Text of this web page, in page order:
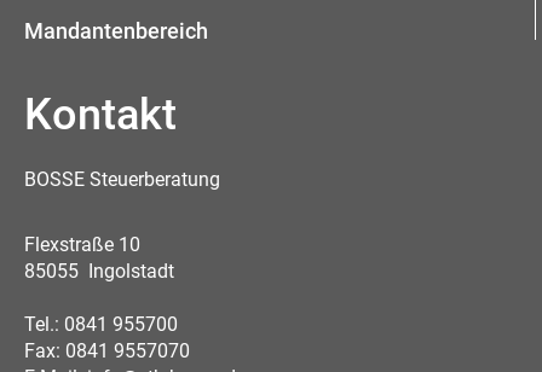
Mandantenbereich
Kontakt
BOSSE Steuerberatung
Flexstraße 10
85055 Ingolstadt
Tel.: 0841 955700
Fax: 0841 9557070